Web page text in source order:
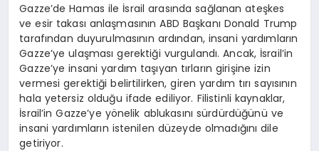
Gazze’de Hamas ile İsrail arasında sağlanan ateşkes
ve esir takası anlaşmasının ABD Başkanı Donald Trump
tarafından duyurulmasının ardından, insani yardımların
Gazze’ye ulaşması gerektiği vurgulandı. Ancak, İsrail’in
Gazze’ye insani yardım taşıyan tırların girişine izin
vermesi gerektiği belirtilirken, giren yardım tırı sayısının
hala yetersiz olduğu ifade ediliyor. Filistinli kaynaklar,
İsrail’in Gazze’ye yönelik ablukasını sürdürdüğünü ve
insani yardımların istenilen düzeyde olmadığını dile
getiriyor.